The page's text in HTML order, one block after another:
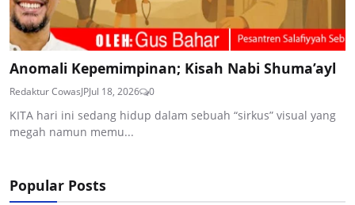
Anomali Kepemimpinan; Kisah Nabi Shuma’ayl
Redaktur CowasJPJul 18, 2026 0
KITA hari ini sedang hidup dalam sebuah “sirkus” visual yang
megah namun memu...
Popular Posts